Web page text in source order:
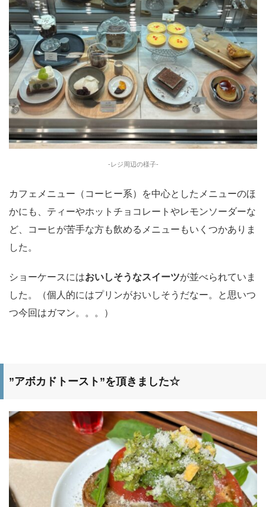
-レジ周辺の様子-
カフェメニュー（コーヒー系）を中心としたメニューのほ
かにも、ティーやホットチョコレートやレモンソーダーな
ど、コーヒが苦手な方も飲めるメニューもいくつかありま
した。
ショーケースにはおいしそうなスイーツが並べられていま
した。（個人的にはプリンがおいしそうだなー。と思いつ
つ今回はガマン。。。）
”アボカドトースト”を頂きました☆